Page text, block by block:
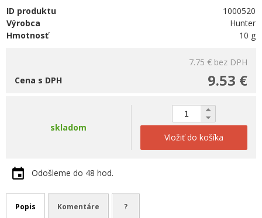
ID produktu
1000520
Výrobca
Hunter
Hmotnosť
10 g
7.75 € bez DPH
9.53 €
Cena s DPH
skladom
Vložiť do košíka
Odošleme do 48 hod.
Popis Komentáre ?